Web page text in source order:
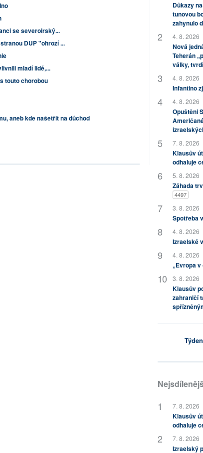
se severoirský...
DUP "ohrozí ...
mladí lidé,...
touto chorobou
aneb kde našetřit na důchod
Důkazy
tunovou
zahynulo
4. 8. 2026
Nová
Teherán
války,
4. 8. 2026
Infantino
4. 8. 2026
Opuštěni
7. 8. 2026
Klausův
odhaluje
5. 8. 2026
Záhada
4497
3. 8. 2026
Spotřeba
4. 8. 2026
Izraelské
4. 8. 2026
„Evropa
3. 8. 2026
Klausův
zahraničí
Týden
7. 8. 2026
Klausův
odhaluje
7. 8. 2026
Izraelský